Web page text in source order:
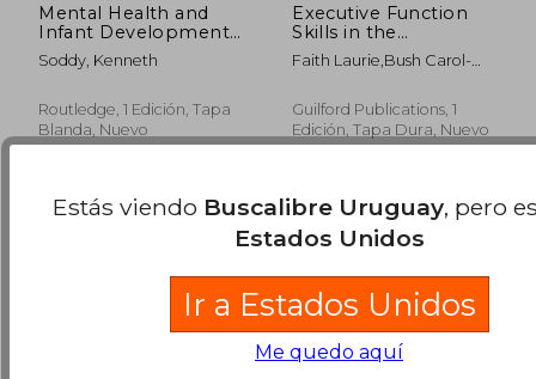
40%
dcto.
$ 6.922 40%
dcto. $
Mental Health and
Infant Development:
Volume Two: Case
Histories (en Inglés)
Soddy, Kenneth
Routledge, 1 Edición, Tapa
Blanda, Nuevo
Executive Function
Skills in the
Classroom:
Overcoming Barriers,
(The Guilford Practical
Intervention in the
Schools Series) (en
Faith Laurie,Bush Carol-
Guilford Publications, 1
Edición, Tapa Dura, Nuevo
Estás viendo Buscalibre Uruguay, pero
Estados Unidos
Ir a Estados Unidos
Me quedo aquí